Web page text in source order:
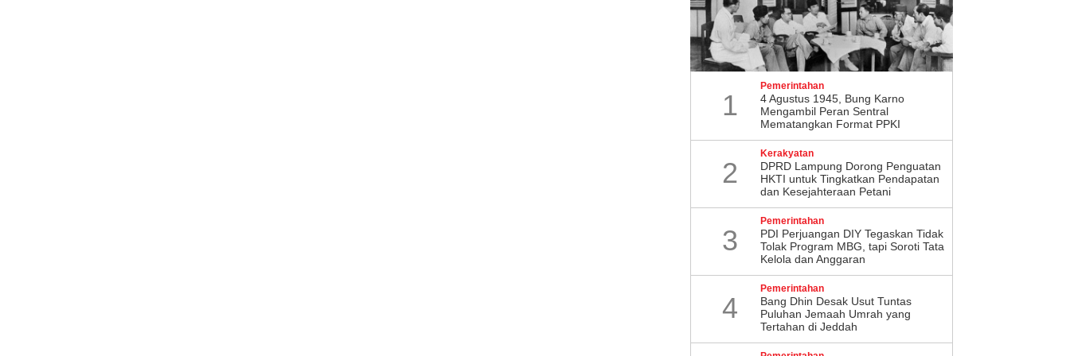
1
Pemerintahan
4 Agustus 1945, Bung Karno
Mengambil Peran Sentral
Mematangkan Format PPKI
2
Kerakyatan
DPRD Lampung Dorong Penguatan
HKTI untuk Tingkatkan Pendapatan
dan Kesejahteraan Petani
3
Pemerintahan
PDI Perjuangan DIY Tegaskan Tidak
Tolak Program MBG, tapi Soroti Tata
Kelola dan Anggaran
4
Pemerintahan
Bang Dhin Desak Usut Tuntas
Puluhan Jemaah Umrah yang
Tertahan di Jeddah